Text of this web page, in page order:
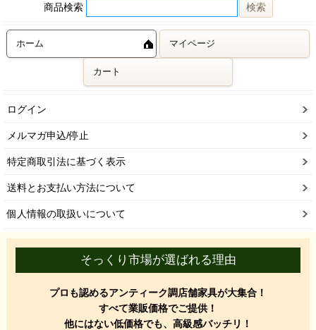
商品検索
ホーム マイページ
カート
ログイン
メルマガ申込/停止
特定商取引法に基づく表示
送料とお支払い方法について
個人情報の取扱いについて
そっくり市場が選ばれる理由
プロも認めるアンティーク調店舗家具が大集合！
すべて業販価格でご提供！
他にはない低価格でも、高級感バッチリ！